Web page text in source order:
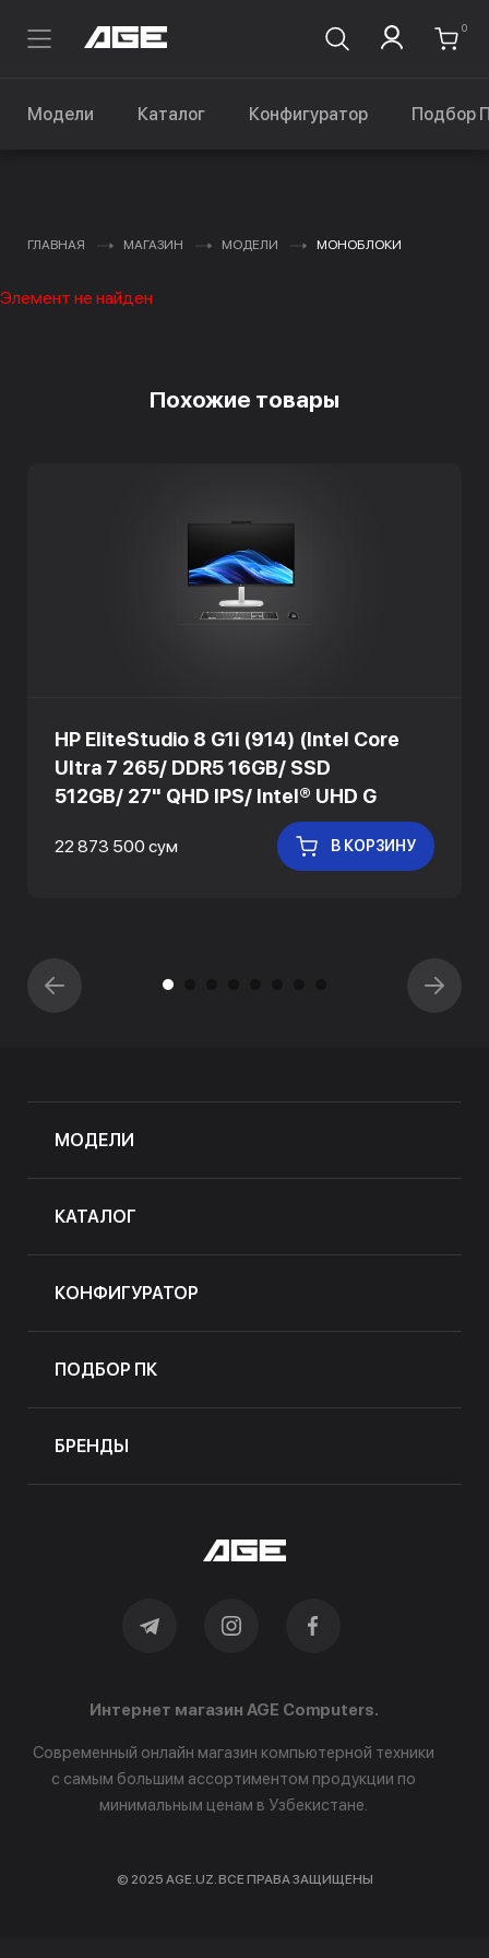
0
Модели Каталог Конфигуратор Подбор
ГЛАВНАЯ МАГАЗИН МОДЕЛИ МОНОБЛОКИ
Элемент не найден
Похожие товары
HP EliteStudio 8 G1i (914) (Intel Core
Ultra 7 265/ DDR5 16GB/ SSD
512GB/ 27" QHD IPS/ Intel® UHD G
22 873 500 сум В КОРЗИНУ
МОДЕЛИ
КАТАЛОГ
КОНФИГУРАТОР
ПОДБОР ПК
БРЕНДЫ
Интернет магазин AGE Computers.
Современный онлайн магазин компьютерной техники
с самым большим ассортиментом продукции по
минимальным ценам в Узбекистане.
© 2025 AGE.UZ. ВСЕ ПРАВА ЗАЩИЩЕНЫ